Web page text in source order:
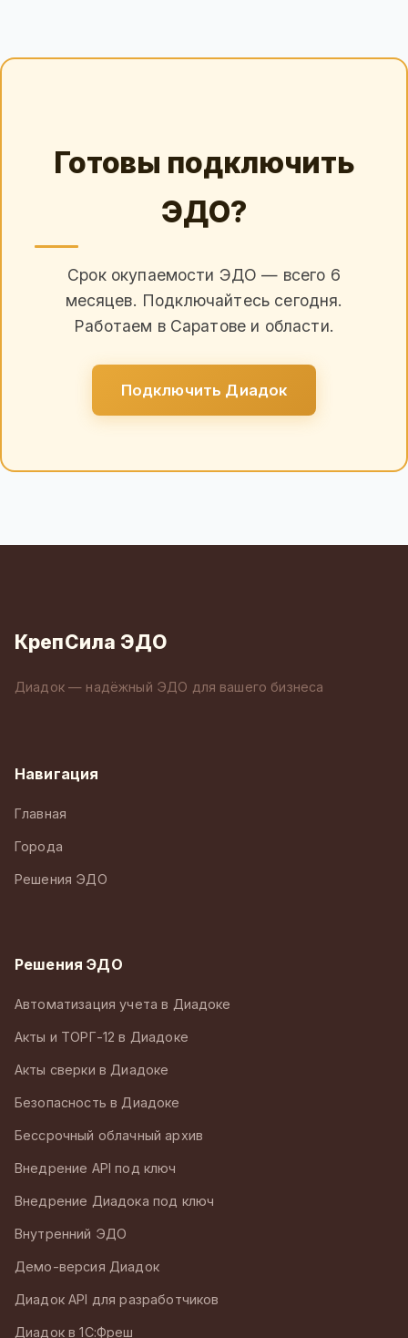
Готовы подключить
ЭДО?
Срок окупаемости ЭДО — всего 6
месяцев. Подключайтесь сегодня.
Работаем в Саратове и области.
Подключить Диадок
КрепСила ЭДО
Диадок — надёжный ЭДО для вашего бизнеса
Навигация
Главная
Города
Решения ЭДО
Решения ЭДО
Автоматизация учета в Диадоке
Акты и ТОРГ-12 в Диадоке
Акты сверки в Диадоке
Безопасность в Диадоке
Бессрочный облачный архив
Внедрение API под ключ
Внедрение Диадока под ключ
Внутренний ЭДО
Демо-версия Диадок
Диадок API для разработчиков
Диадок в 1С:Фреш